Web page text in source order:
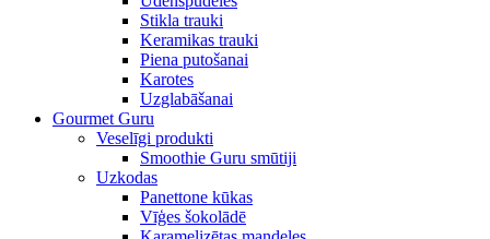
Stikla trauki
Keramikas trauki
Piena putošanai
Karotes
Uzglabāšanai
Gourmet Guru
Veselīgi produkti
Smoothie Guru smūtiji
Uzkodas
Panettone kūkas
Vīģes šokolādē